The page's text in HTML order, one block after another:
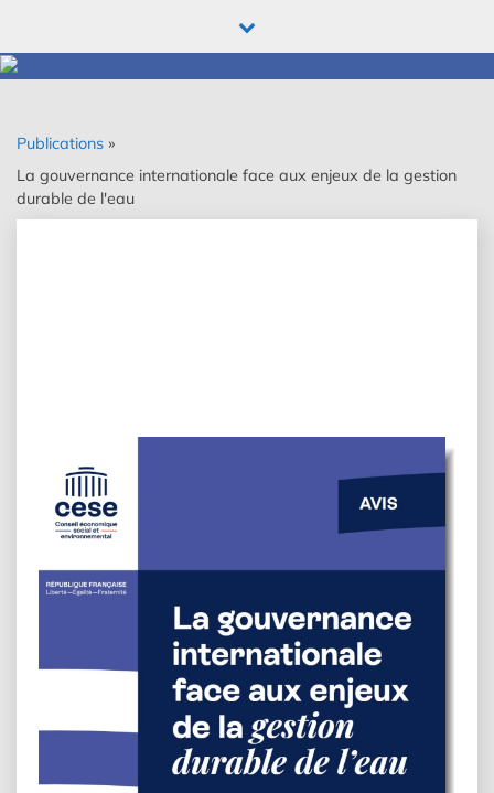
content
Publications »
La gouvernance internationale face aux enjeux de la gestion
durable de l'eau